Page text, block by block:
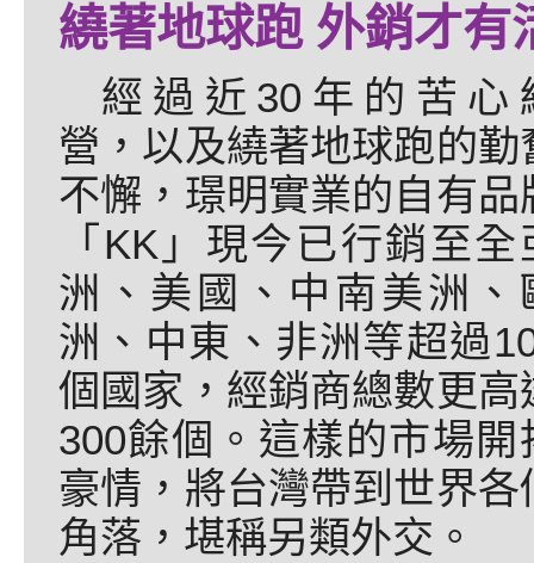
繞著地球跑 外銷才有
經過近30年的苦心
營，以及繞著地球跑的勤
不懈，璟明實業的自有品
「KK」現今已行銷至全
洲、美國、中南美洲、
洲、中東、非洲等超過
個國家，經銷商總數更高
300餘個。這樣的市場開
豪情，將台灣帶到世界各
角落，堪稱另類外交。